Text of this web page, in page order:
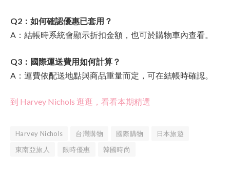
Q2：如何確認優惠已套用？
A：結帳時系統會顯示折扣金額，也可於購物車內查看。
Q3：國際運送費用如何計算？
A：運費依配送地點與商品重量而定，可在結帳時確認。
到 Harvey Nichols 逛逛，看看本期精選
Harvey Nichols 台灣購物 國際購物
日本旅遊
東南亞旅人
限時優惠 韓國時尚